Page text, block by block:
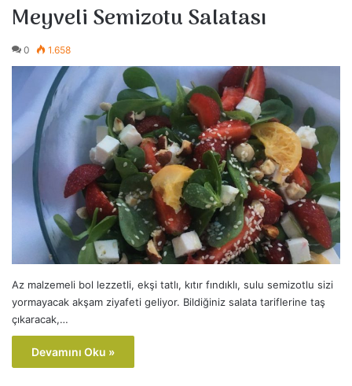
Meyveli Semizotu Salatası
0 1.658
Az malzemeli bol lezzetli, ekşi tatlı, kıtır fındıklı, sulu semizotlu sizi
yormayacak akşam ziyafeti geliyor. Bildiğiniz salata tariflerine taş
çıkaracak,…
Devamını Oku »